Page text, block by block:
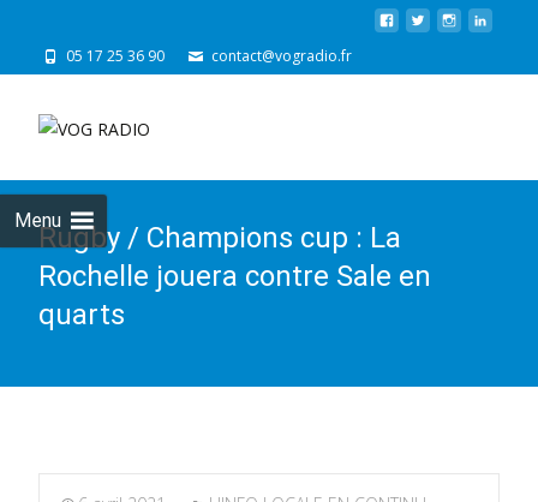
05 17 25 36 90 contact@vogradio.fr
Menu
Rugby / Champions cup : La
Rochelle jouera contre Sale en
quarts